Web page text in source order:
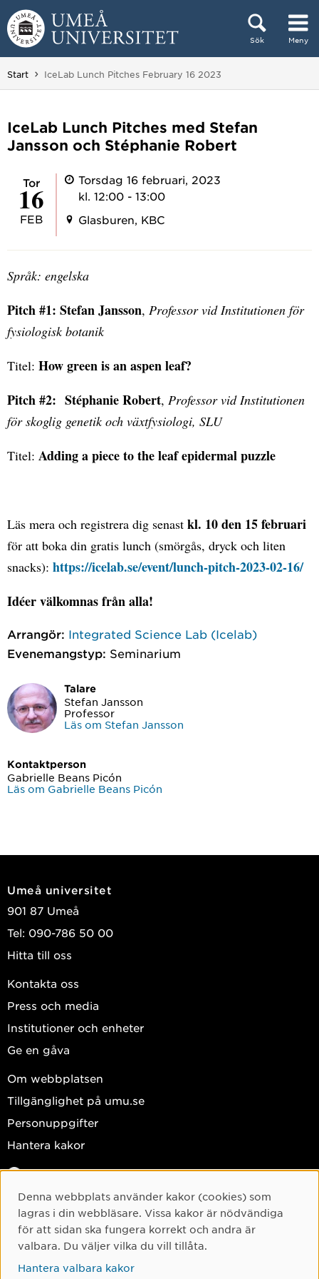
Hoppa direkt till innehållet
Sök Meny
Huvudmenyn dold.
Start Du är här:
IceLab Lunch Pitches February 16 2023
IceLab Lunch Pitches med Stefan
Jansson och Stéphanie Robert
tor
16
FEB
Torsdag 16 februari, 2023
kl. 12:00 - 13:00
Glasburen, KBC
Språk: engelska
Pitch #1: Stefan Jansson, Professor vid Institutionen för
fysiologisk botanik
Titel: How green is an aspen leaf?
Pitch #2: Stéphanie Robert, Professor vid Institutionen
för skoglig genetik och växtfysiologi, SLU
Titel: Adding a piece to the leaf epidermal puzzle
Läs mera och registrera dig senast kl. 10 den 15 februari
för att boka din gratis lunch (smörgås, dryck och liten
snacks): https://icelab.se/event/lunch-pitch-2023-02-16/
Idéer välkomnas från alla!
Arrangör: Integrated Science Lab (Icelab)
Evenemangstyp: Seminarium
Talare
Stefan Jansson
Professor
Läs om Stefan Jansson
Kontaktperson
Gabrielle Beans Picón
Läs om Gabrielle Beans Picón
Umeå universitet
901 87 Umeå
Tel: 090-786 50 00
Hitta till oss
Kontakta oss
Press och media
Institutioner och enheter
Ge en gåva
Om webbplatsen
Tillgänglighet på umu.se
Personuppgifter
Hantera kakor
Facebook
Instagram
TikTok
Youtube
Cookie-samtycke
Denna webbplats använder kakor (cookies) som
lagras i din webbläsare. Vissa kakor är nödvändiga
för att sidan ska fungera korrekt och andra är
valbara. Du väljer vilka du vill tillåta.
Hantera valbara kakor